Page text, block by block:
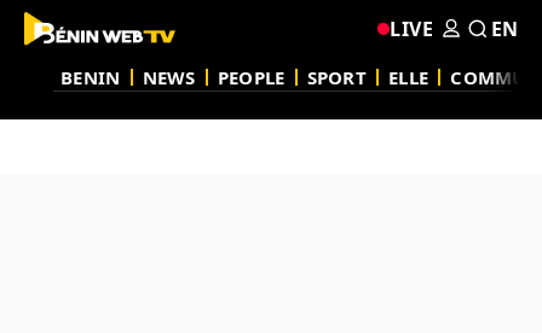
BENIN NEWS PEOPLE SPORT ELLE
LIVE EN